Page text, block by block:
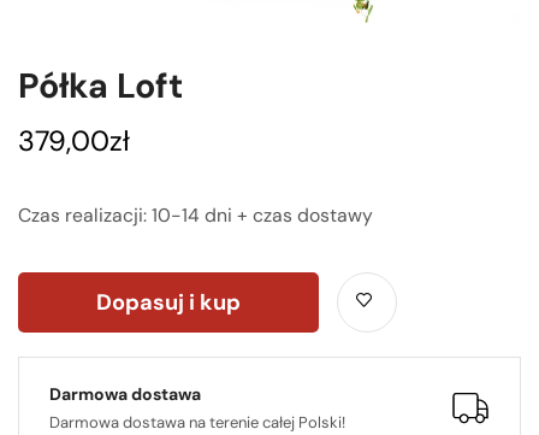
Półka Loft
379,00zł
Czas realizacji: 10-14 dni + czas dostawy
Dopasuj i kup
Darmowa dostawa
Darmowa dostawa na terenie całej Polski!